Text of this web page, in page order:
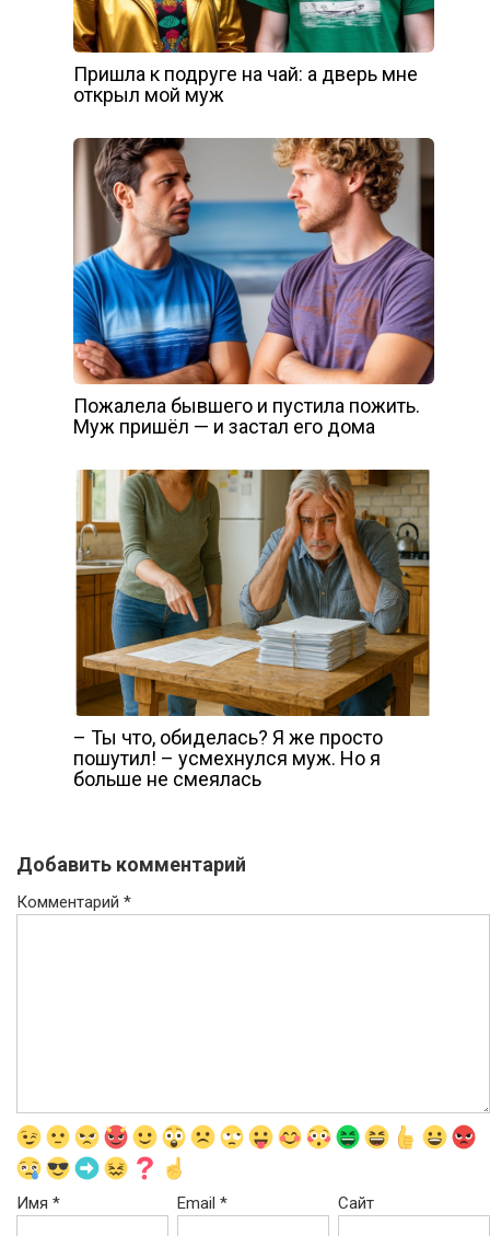
Пришла к подруге на чай: а дверь мне
открыл мой муж
Пожалела бывшего и пустила пожить.
Муж пришёл — и застал его дома
– Ты что, обиделась? Я же просто
пошутил! – усмехнулся муж. Но я
больше не смеялась
Добавить комментарий
Комментарий *
Имя * Email* Сайт